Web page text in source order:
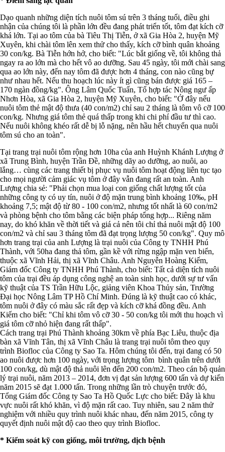
Dạo quanh những diện tích nuôi tôm sú trên 3 tháng tuổi, điều ghi
nhận của chúng tôi là phần lớn đều đang phát triển tốt, tôm đạt kích cỡ
khá lớn. Tại ao tôm của bà Tiêu Thị Tiễn, ở xã Gia Hòa 2, huyện Mỹ
Xuyên, khi chài tôm lên xem thử cho thấy, kích cỡ bình quân khoảng
30 con/kg. Bà Tiễn hớn hở, cho biết: "Lúc bắt giống về, tôi không thả
ngay ra ao lớn mà cho hết vô ao dưỡng. Sau 45 ngày, tôi mới chài sang
qua ao lớn này, đến nay tôm đã được hơn 4 tháng, con nào cũng bự
như nhau hết. Nếu thu hoạch lúc này ít gì cũng bán được giá 165 –
170 ngàn đồng/kg". Ông Lâm Quốc Tuấn, Tổ hợp tác Nông ngư ấp
Nhơn Hòa, xã Gia Hòa 2, huyện Mỹ Xuyên, cho biết: "Ở đây nếu
nuôi tôm thẻ mật độ thưa (40 con/m2) chỉ sau 2 tháng là tôm vô cỡ 100
con/kg. Nhưng giá tôm thẻ quá thấp trong khi chi phí đầu tư thì cao.
Nếu nuôi không khéo rất dễ bị lỗ nặng, nên hầu hết chuyển qua nuôi
tôm sú cho an toàn".
Tại trang trại nuôi tôm rộng hơn 10ha của anh Huỳnh Khánh Lượng ở
xã Trung Bình, huyện Trần Đề, những dãy ao dưỡng, ao nuôi, ao
lắng… cùng các trang thiết bị phục vụ nuôi tôm hoạt động liên tục tạo
cho mọi người cảm giác vụ tôm ở đây vẫn đang rất an toàn. Anh
Lượng chia sẻ: "Phải chọn mua loại con giống chất lượng tốt của
những công ty có uy tín, nuôi ở độ mặn trung bình khoảng 10‰, pH
khoảng 7,5; mật độ từ 80 - 100 con/m2, nhưng tốt nhất là 60 con/m2
và phòng bệnh cho tôm bằng các biện pháp tổng hợp... Riêng năm
nay, do khó khăn về thời tiết và giá cả nên tôi chỉ thả nuôi mật độ 100
con/m2 và chỉ sau 3 tháng tôm đã đạt trọng lượng 50 con/kg". Quy mô
hơn trang trại của anh Lượng là trại nuôi của Công ty TNHH Phú
Thành, với 50ha đang thả tôm, gần kề với rừng ngập mặn ven biển,
thuộc xã Vĩnh Hải, thị xã Vĩnh Châu. Anh Nguyễn Hoàng Kiếm,
Giám đốc Công ty TNHH Phú Thành, cho biết: Tất cả diện tích nuôi
tôm của trại đều áp dụng công nghệ an toàn sinh học, dưới sự tư vấn
kỹ thuật của TS Trần Hữu Lộc, giảng viên Khoa Thủy sản, Trường
Đại học Nông Lâm TP Hồ Chí Minh. Đúng là kỹ thuật cao có khác,
tôm nuôi ở đây có màu sắc rất đẹp và kích cỡ khá đồng đều. Anh
Kiếm cho biết: "Chỉ khi tôm vô cỡ 30 - 50 con/kg tôi mới thu hoạch vì
giá tôm cỡ nhỏ hiện đang rất thấp".
Cách trang trại Phú Thành khoảng 30km về phía Bạc Liêu, thuộc địa
bàn xã Vĩnh Tân, thị xã Vĩnh Châu là trang trại nuôi tôm theo quy
trình Biofloc của Công ty Sao Ta. Hôm chúng tôi đến, trại đang có 50
ao nuôi được hơn 100 ngày, với trọng lượng tôm bình quân trên dưới
100 con/kg, dù mật độ thả nuôi lên đến 200 con/m2. Theo cán bộ quản
lý trại nuôi, năm 2013 – 2014, đơn vị đạt sản lượng 600 tấn và dự kiến
năm 2015 sẽ đạt 1.000 tấn. Trong những lần trò chuyện trước đó,
Tổng Giám đốc Công ty Sao Ta Hồ Quốc Lực cho biết: Đây là khu
vực nuôi rất khó khăn, vì độ mặn rất cao. Tuy nhiên, sau 2 năm thử
nghiệm với nhiều quy trình nuôi khác nhau, đến năm 2015, công ty
quyết định nuôi mật độ cao theo quy trình Biofloc.
* Kiểm soát kỹ con giống, môi trường, dịch bệnh